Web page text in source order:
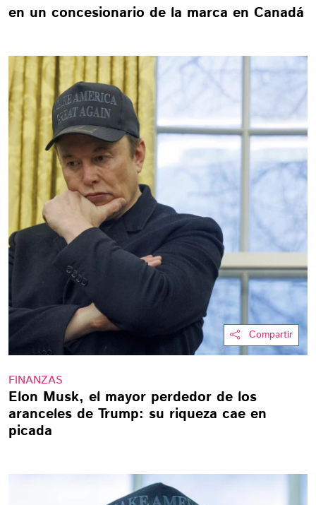
en un concesionario de la marca en Canadá
Compartir
FINANZAS
Elon Musk, el mayor perdedor de los
aranceles de Trump: su riqueza cae en
picada